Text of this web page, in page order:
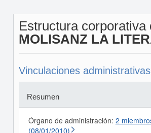
Estructura corporativa
MOLISANZ LA
Vinculaciones administrativas
Resumen
Órgano de administración: 2
(08/01/2010)